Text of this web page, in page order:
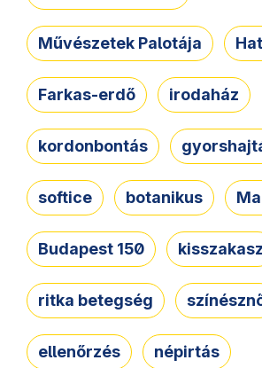
Művészetek Palotája
Farkas-erdő irodaház
kordonbontás
softice botanikus
Budapest 150 kisszakasz
ritka betegség
ellenőrzés népirtás